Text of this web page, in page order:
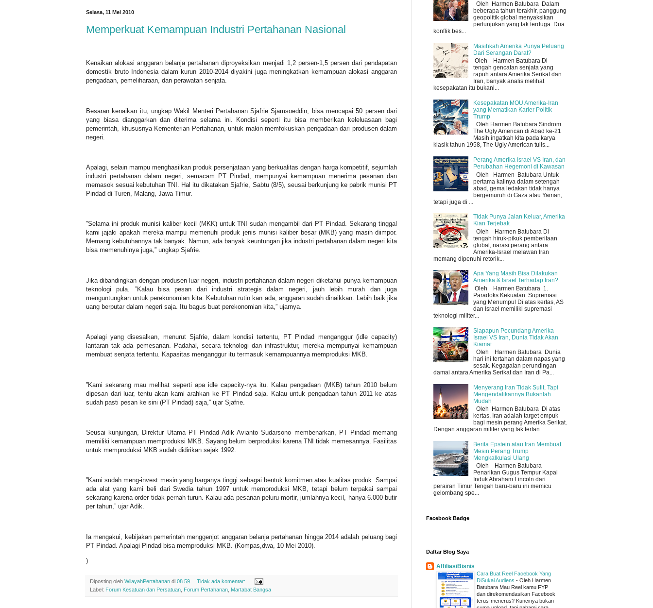
Selasa, 11 Mei 2010
Memperkuat Kemampuan Industri Pertahanan Nasional
Kenaikan alokasi anggaran belanja pertahanan diproyeksikan menjadi 1,2 persen-1,5 persen dari pendapatan
domestik bruto Indonesia dalam kurun 2010-2014 diyakini juga meningkatkan kemampuan alokasi anggaran
pengadaan, pemeliharaan, dan perawatan senjata.
Besaran kenaikan itu, ungkap Wakil Menteri Pertahanan Sjafrie Sjamsoeddin, bisa mencapai 50 persen dari
yang biasa dianggarkan dan diterima selama ini. Kondisi seperti itu bisa memberikan keleluasaan bagi
pemerintah, khususnya Kementerian Pertahanan, untuk makin memfokuskan pengadaan dari produsen dalam
negeri.
Apalagi, selain mampu menghasilkan produk persenjataan yang berkualitas dengan harga kompetitif, sejumlah
industri pertahanan dalam negeri, semacam PT Pindad, mempunyai kemampuan menerima pesanan dan
memasok sesuai kebutuhan TNI. Hal itu dikatakan Sjafrie, Sabtu (8/5), seusai berkunjung ke pabrik munisi PT
Pindad di Turen, Malang, Jawa Timur.
”Selama ini produk munisi kaliber kecil (MKK) untuk TNI sudah mengambil dari PT Pindad. Sekarang tinggal
kami jajaki apakah mereka mampu memenuhi produk jenis munisi kaliber besar (MKB) yang masih diimpor.
Memang kebutuhannya tak banyak. Namun, ada banyak keuntungan jika industri pertahanan dalam negeri kita
bisa memenuhinya juga,” ungkap Sjafrie.
Jika dibandingkan dengan produsen luar negeri, industri pertahanan dalam negeri diketahui punya kemampuan
teknologi pula. ”Kalau bisa pesan dari industri strategis dalam negeri, jauh lebih murah dan juga
menguntungkan untuk perekonomian kita. Kebutuhan rutin kan ada, anggaran sudah dinaikkan. Lebih baik jika
uang berputar dalam negeri saja. Itu bagus buat perekonomian kita,” ujarnya.
Apalagi yang disesalkan, menurut Sjafrie, dalam kondisi tertentu, PT Pindad menganggur (idle capacity)
lantaran tak ada pemesanan. Padahal, secara teknologi dan infrastruktur, mereka mempunyai kemampuan
membuat senjata tertentu. Kapasitas menganggur itu termasuk kemampuannya memproduksi MKB.
”Kami sekarang mau melihat seperti apa idle capacity-nya itu. Kalau pengadaan (MKB) tahun 2010 belum
dipesan dari luar, tentu akan kami arahkan ke PT Pindad saja. Kalau untuk pengadaan tahun 2011 ke atas
sudah pasti pesan ke sini (PT Pindad) saja,” ujar Sjafrie.
Seusai kunjungan, Direktur Utama PT Pindad Adik Avianto Sudarsono membenarkan, PT Pindad memang
memiliki kemampuan memproduksi MKB. Sayang belum berproduksi karena TNI tidak memesannya. Fasilitas
untuk memproduksi MKB sudah didirikan sejak 1992.
”Kami sudah meng-invest mesin yang harganya tinggi sebagai bentuk komitmen atas kualitas produk. Sampai
ada alat yang kami beli dari Swedia tahun 1997 untuk memproduksi MKB, tetapi belum terpakai sampai
sekarang karena order tidak pernah turun. Kalau ada pesanan peluru mortir, jumlahnya kecil, hanya 6.000 butir
per tahun,” ujar Adik.
Ia mengakui, kebijakan pemerintah menggenjot anggaran belanja pertahanan hingga 2014 adalah peluang bagi
PT Pindad. Apalagi Pindad bisa memproduksi MKB. (Kompas,dwa, 10 Mei 2010).
)
Diposting oleh WilayahPertahanan di 08.59
Tidak ada komentar:
Label: Forum Kesatuan dan Persatuan Forum Pertahanan Martabat Bangsa
Oleh Harmen Batubara Dalam
beberapa tahun terakhir, panggung
geopolitik global menyaksikan
pertunjukan yang tak terduga. Dua
konflik bes...
Masihkah Amerika Punya Peluang
Dari Serangan Darat?
Oleh Harmen Batubara Di
tengah gencatan senjata yang
rapuh antara Amerika Serikat dan
Iran, banyak analis melihat
kesepakatan itu bukanl...
Kesepakatan MOU Amerika-Iran
yang Mematikan Karier Politik
Trump
Oleh Harmen Batubara Sindrom
The Ugly American di Abad ke-21
Masih ingatkah kita pada karya
klasik tahun 1958, The Ugly American tulis...
Perang Amerika Israel VS Iran, dan
Perubahan Hegemoni di Kawasan
Oleh Harmen Batubara Untuk
pertama kalinya dalam setengah
abad, gema ledakan tidak hanya
bergemuruh di Gaza atau Yaman,
tetapi juga di ...
Tidak Punya Jalan Keluar, Amerika
Kian Terjebak
Oleh Harmen Batubara Di
tengah hiruk-pikuk pemberitaan
global, narasi perang antara
Amerika-Israel melawan Iran
memang dipenuhi retorik...
Apa Yang Masih Bisa Dilakukan
Amerika & Israel Terhadap Iran?
Oleh Harmen Batubara 1.
Paradoks Kekuatan: Supremasi
yang Menumpul Di atas kertas, AS
dan Israel memiliki supremasi
teknologi militer...
Siapapun Pecundang Amerika
Israel VS Iran, Dunia Tidak Akan
Kiamat
Oleh Harmen Batubara Dunia
hari ini tertahan dalam napas yang
sesak. Kegagalan perundingan
damai antara Amerika Serikat dan Iran di Pa...
Menyerang Iran Tidak Sulit, Tapi
Mengendalikannya Bukanlah
Mudah
Oleh Harmen Batubara Di atas
kertas, Iran adalah target empuk
bagi mesin perang Amerika Serikat.
Dengan anggaran militer yang tak tertan...
Berita Epstein atau Iran Membuat
Mesin Perang Trump
Mengkalkulasi Ulang
Oleh Harmen Batubara
Penarikan Gugus Tempur Kapal
Induk Abraham Lincoln dari
perairan Timur Tengah baru-baru ini memicu
gelombang spe...
Facebook Badge
Daftar Blog Saya
AffiliasiBisnis
Cara Buat Reel Facebook Yang
DiSukai Audiens - Oleh Harmen
Batubara Mau Reel kamu FYP
dan direkomendasikan Facebook
terus-menerus? Kuncinya bukan